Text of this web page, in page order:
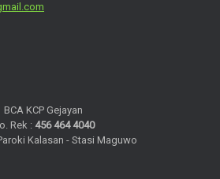
BCA KCP Gejayan
Rek : 456 464 4040
Kalasan - Stasi Maguwo